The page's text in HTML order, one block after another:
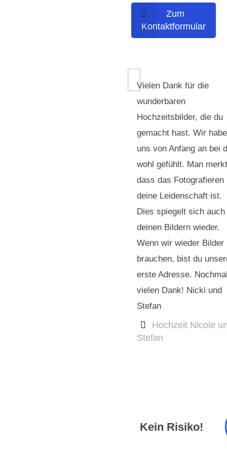
Zum
Kontaktformular
Vielen Dank für die
wunderbaren
Hochzeitsbilder, die du
gemacht hast. Wir
uns von Anfang an bei
wohl gefühlt. Man
dass das Fotografieren
deine Leidenschaft ist.
Dies spiegelt sich auch
deinen Bildern wieder.
Wenn wir wieder Bilder
brauchen, bist du
erste Adresse.
vielen Dank! Nicki und
Stefan
Hochzeit Nicole
Stefan
Kein Risiko!